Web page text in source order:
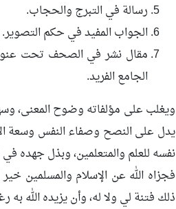
رسالة في التبرج والحجاب.
الجواب المفيد في حكم التصوير.
مقال نشر في الصحف تحت
الجامع الفريد.
ويغلب على مؤلفاته وضوح المعنى،
يدل على النصح وصفاء النفس وسعة
نفسه للعلم والمتعلمين، وبذل
فجزاه الله عن الإسلام والمسلمين
ذلك فتنة لي ولا له، وأن يزيده الله